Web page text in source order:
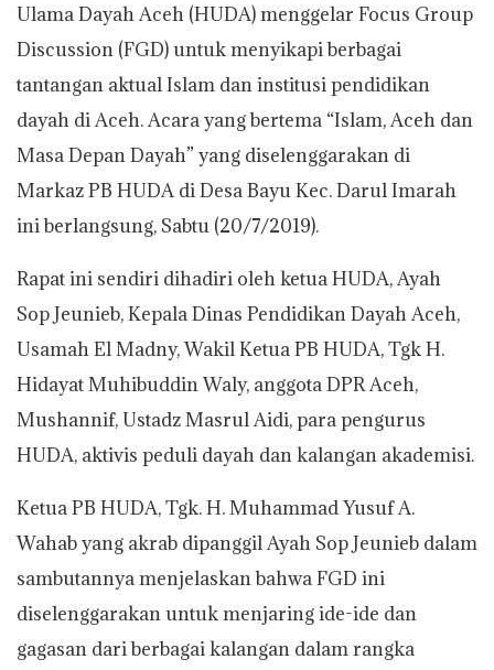
t
s
e
b
t
t
y
L
n
i
l
n
t
r
e
Ulama Dayah Aceh (HUDA) menggelar Focus Group
Discussion (FGD) untuk menyikapi berbagai
tantangan aktual Islam dan institusi pendidikan
dayah di Aceh. Acara yang bertema “Islam, Aceh dan
Masa Depan Dayah” yang diselenggarakan di
Markaz PB HUDA di Desa Bayu Kec. Darul Imarah
ini berlangsung, Sabtu (20/7/2019).
Rapat ini sendiri dihadiri oleh ketua HUDA, Ayah
Sop Jeunieb, Kepala Dinas Pendidikan Dayah Aceh,
Usamah El Madny, Wakil Ketua PB HUDA, Tgk H.
Hidayat Muhibuddin Waly, anggota DPR Aceh,
Mushannif, Ustadz Masrul Aidi, para pengurus
HUDA, aktivis peduli dayah dan kalangan akademisi.
Ketua PB HUDA, Tgk. H. Muhammad Yusuf A.
Wahab yang akrab dipanggil Ayah Sop Jeunieb dalam
sambutannya menjelaskan bahwa FGD ini
diselenggarakan untuk menjaring ide-ide dan
gagasan dari berbagai kalangan dalam rangka